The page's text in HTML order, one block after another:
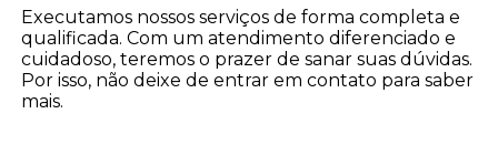
Executamos nossos serviços de forma completa e
qualificada. Com um atendimento diferenciado e
cuidadoso, teremos o prazer de sanar suas dúvidas.
Por isso, não deixe de entrar em contato para saber
mais.